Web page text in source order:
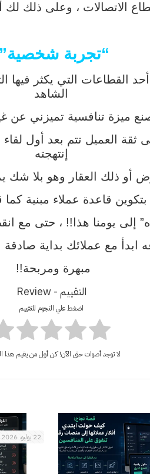
الاتصالات ، وعلى ذلك لك
“تجربة
القطاعات التي يكثر فيها
الشاهد
ميزة تنافسية تميزني عن
العميل تتم بعد أول
إنتهجته
أو ذلك العقار وهو بلا
قاعدة عملاء مبنية
إلى يومنا هذا!! ، حتى
مع عملائك بداية صادقة
مبهرة ومربحة!!
التقييم - Review
اضغط علي النجوم للتقييم
لا توجد أصوات حتى الآن! كن أول من يقيم هذا
22 يوليو، 2026